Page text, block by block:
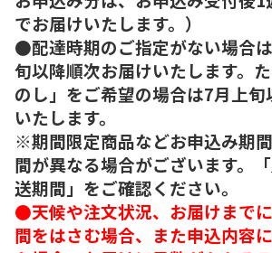
でお届けいたします。）
●配達時期のご指定がない場合
旬以降順次お届けいたします。
のし」をご希望の場合は7月上
いたします。
※期間限定商品などお申込み期
間が異なる場合がございます。
送期間」をご確認ください。
●天候や注文状況、お届けまで
間をはさむ場合、また申込内容